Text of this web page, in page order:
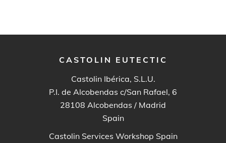
CASTOLIN EUTECTIC
Castolin Ibérica, S.L.U.
P.I. de Alcobendas c/San Rafael, 6
28108 Alcobendas / Madrid
Spain
Castolin Services Workshop Spain